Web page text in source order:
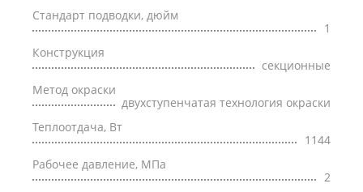
Стандарт подводки, дюйм
1
Конструкция
секционные
Метод окраски
двухступенчатая технология окраски
Теплоотдача, Вт
1144
Рабочее давление, МПа
2